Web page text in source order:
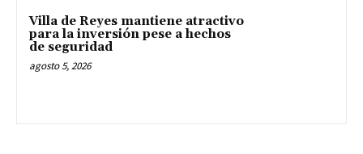
Villa de Reyes mantiene atractivo
para la inversión pese a hechos
de seguridad
agosto 5, 2026